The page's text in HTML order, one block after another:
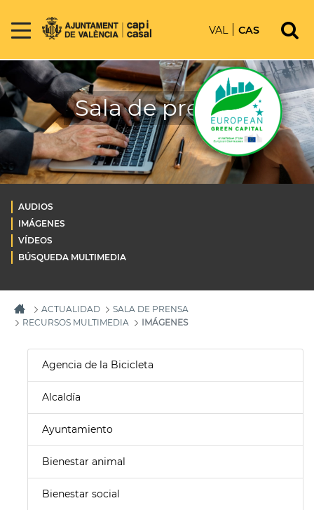
VAL CAS
Sala de prensa
AUDIOS
IMÁGENES
VÍDEOS
BÚSQUEDA MULTIMEDIA
ACTUALIDAD
SALA DE PRENSA
RECURSOS MULTIMEDIA
IMÁGENES
Agencia de la Bicicleta
Alcaldía
Ayuntamiento
Bienestar animal
Bienestar social